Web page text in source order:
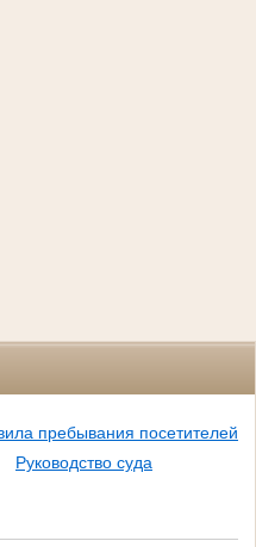
пребывания посетителей
Руководство суда